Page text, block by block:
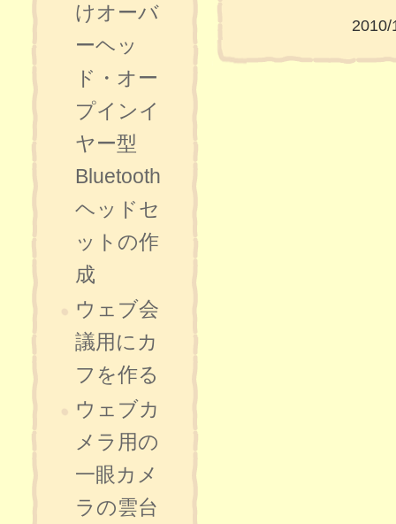
けオーバ
ーヘッ
ド・オー
プインイ
ヤー型
Bluetooth
ヘッドセ
ットの作
成
ウェブ会
議用にカ
フを作る
ウェブカ
メラ用の
一眼カメ
ラの雲台